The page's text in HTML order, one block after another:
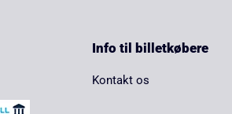
Info til billetkøbere
Kontakt os